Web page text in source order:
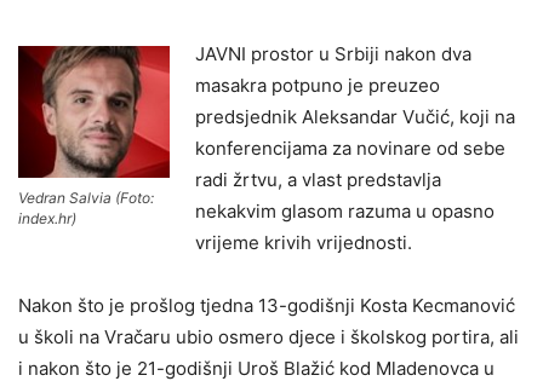
Vedran Salvia (Foto:
index.hr)
JAVNI prostor u Srbiji nakon dva
masakra potpuno je preuzeo
predsjednik Aleksandar Vučić, koji na
konferencijama za novinare od sebe
radi žrtvu, a vlast predstavlja
nekakvim glasom razuma u opasno
vrijeme krivih vrijednosti.
Nakon što je prošlog tjedna 13-godišnji Kosta Kecmanović
u školi na Vračaru ubio osmero djece i školskog portira, ali
i nakon što je 21-godišnji Uroš Blažić kod Mladenovca u